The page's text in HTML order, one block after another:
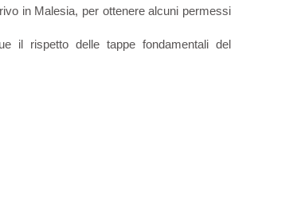
in Malesia, per ottenere alcuni permessi
il rispetto delle tappe fondamentali del